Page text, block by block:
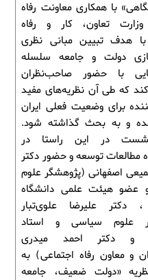
با همکاری معاونت رفاه
وزارت تعاون، کار و رفاه
با هدف تبیین مبانی نظری
دولت و جامعه سلسله
با حضور صاحب‌نظران
که طی آن نظریه‌های مفید
برای وضعیت فعلی ایران
و به بحث گذاشته شود.
در این راستا در
مطالعات توسعه و حضور دکتر
اصفهانی (پژوهشگر علوم
عضو هیئت علمی دانشگاه
دکتر علیرضا علوی‌تبار
علوم سیاسی و استاد
و دکتر احمد میدری
و معاون رفاه اجتماعی) به
«دولت ضعیف، جامعه